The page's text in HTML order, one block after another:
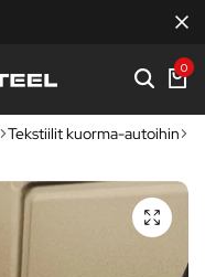
TERÄKSENLUJAA
TERÄKSENLUJAA
TERÄKSENLUJAA
0
Tekstiilit kuorma-autoihin